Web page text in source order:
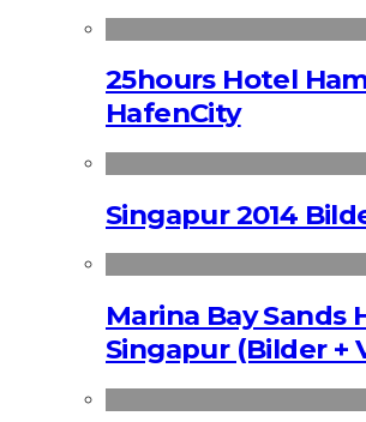
25hours Hotel
HafenCity
Singapur 2014
Marina Bay Sands
Singapur (Bilder +